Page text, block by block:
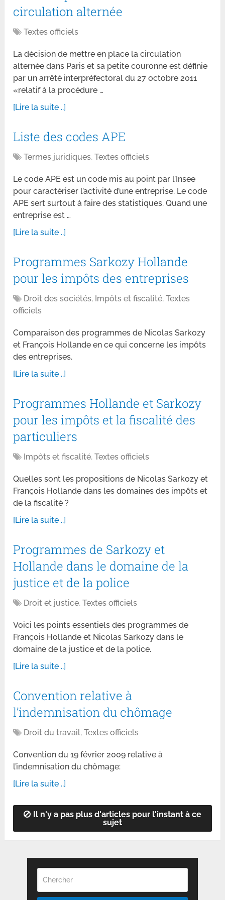
circulation alternée
Textes officiels
La décision de mettre en place la circulation
alternée dans Paris et sa petite couronne est définie
par un arrêté interpréfectoral du 27 octobre 2011
«relatif à la procédure …
[Lire la suite ..]
Liste des codes APE
Termes juridiques,Textes officiels
Le code APE est un code mis au point par l’Insee
pour caractériser l’activité d’une entreprise. Le code
APE sert surtout à faire des statistiques. Quand une
entreprise est …
[Lire la suite ..]
Programmes Sarkozy Hollande
pour les impôts des entreprises
Droit des sociétés, Impôts et fiscalité,Textes
officiels
Comparaison des programmes de Nicolas Sarkozy
et François Hollande en ce qui concerne les impôts
des entreprises.
[Lire la suite ..]
Programmes Hollande et Sarkozy
pour les impôts et la fiscalité des
particuliers
Impôts et fiscalité,Textes officiels
Quelles sont les propositions de Nicolas Sarkozy et
François Hollande dans les domaines des impôts et
de la fiscalité ?
[Lire la suite ..]
Programmes de Sarkozy et
Hollande dans le domaine de la
justice et de la police
Droit et justice,Textes officiels
Voici les points essentiels des programmes de
François Hollande et Nicolas Sarkozy dans le
domaine de la justice et de la police.
[Lire la suite ..]
Convention relative à
l’indemnisation du chômage
Droit du travail,Textes officiels
Convention du 19 février 2009 relative à
l’indemnisation du chômage:
[Lire la suite ..]
Il n'y a pas plus d'articles pour l'instant à ce
sujet